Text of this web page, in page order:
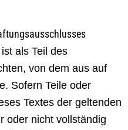
als Teil des
von dem aus auf
Sofern Teile oder
Textes der geltenden
oder nicht vollständig